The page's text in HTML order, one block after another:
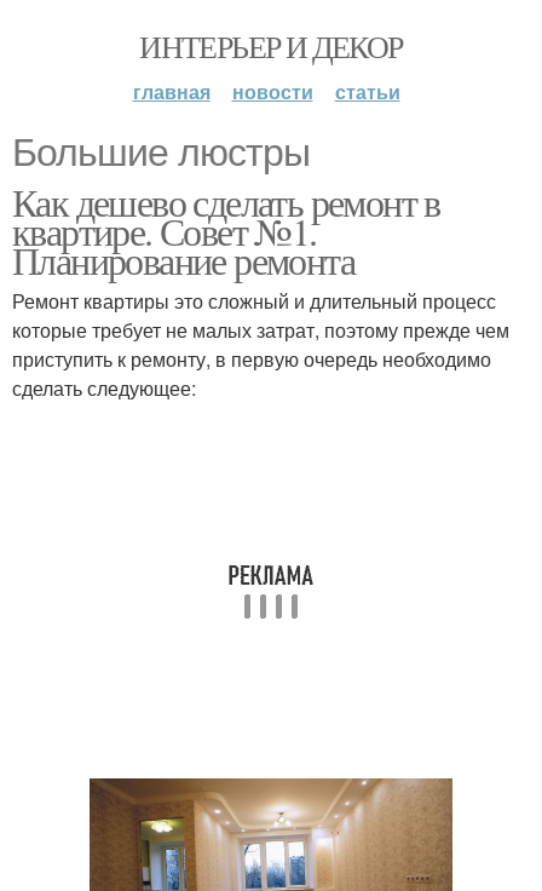
ИНТЕРЬЕР И ДЕКОР
главная новости статьи
Большие люстры
Как дешево сделать ремонт в
квартире. Совет №1.
Планирование ремонта
Ремонт квартиры это сложный и длительный процесс
которые требует не малых затрат, поэтому прежде чем
приступить к ремонту, в первую очередь необходимо
сделать следующее: